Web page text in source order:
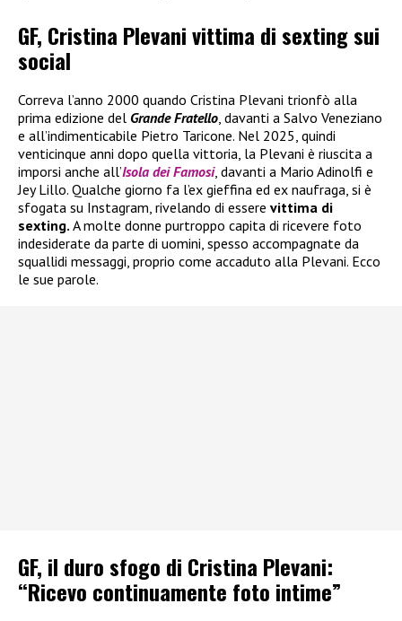
GF, Cristina Plevani vittima di sexting sui
social
Correva l’anno 2000 quando Cristina Plevani trionfò alla
prima edizione del Grande Fratello , davanti a Salvo Veneziano
e all’indimenticabile Pietro Taricone. Nel 2025, quindi
venticinque anni dopo quella vittoria, la Plevani è riuscita a
imporsi anche all’Isola dei Famosi, davanti a Mario Adinolfi e
Jey Lillo. Qualche giorno fa l’ex gieffina ed ex naufraga, si è
sfogata su Instagram, rivelando di essere vittima di
sexting. A molte donne purtroppo capita di ricevere foto
indesiderate da parte di uomini, spesso accompagnate da
squallidi messaggi, proprio come accaduto alla Plevani. Ecco
le sue parole.
GF, il duro sfogo di Cristina Plevani:
“Ricevo continuamente foto intime”